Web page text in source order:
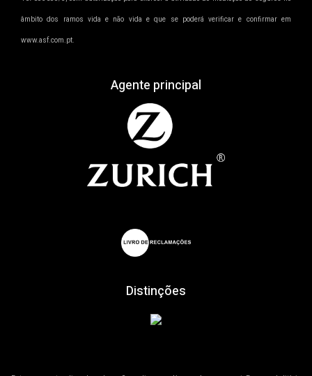
âmbito dos ramos vida e não vida e que se poderá verificar e confirmar em
www.asf.com.pt.
Agente principal
Distinções